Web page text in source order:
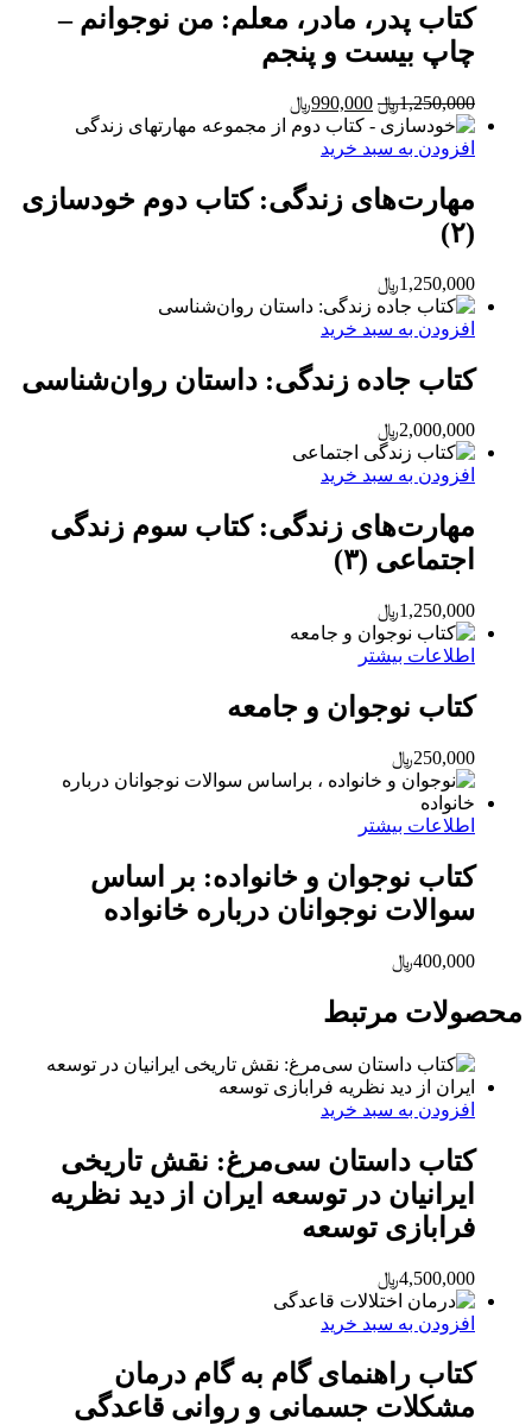
کتاب پدر، مادر، معلم: من نوجوانم –
چاپ بیست و پنجم
1,250,000﷼ Original
price
was:
1,250,000﷼.
990,000﷼
price
افزودن به سبد خرید
مهارت‌های زندگی: کتاب دوم خودسازی
(۲)
1,250,000﷼
افزودن به سبد خرید
کتاب جاده زندگی: داستان روان‌شناسی
2,000,000﷼
افزودن به سبد خرید
مهارت‌های زندگی: کتاب سوم زندگی
اجتماعی (۳)
1,250,000﷼
اطلاعات بیشتر
کتاب نوجوان و جامعه
250,000﷼
اطلاعات بیشتر
کتاب نوجوان و خانواده: بر اساس
سوالات نوجوانان درباره خانواده
400,000﷼
محصولات مرتبط
افزودن به سبد خرید
کتاب داستان سی‌مرغ: نقش تاریخی
ایرانیان در توسعه ایران از دید نظریه
فرابازی توسعه
4,500,000﷼
افزودن به سبد خرید
کتاب راهنمای گام به گام درمان
مشکلات جسمانی و روانی قاعدگی